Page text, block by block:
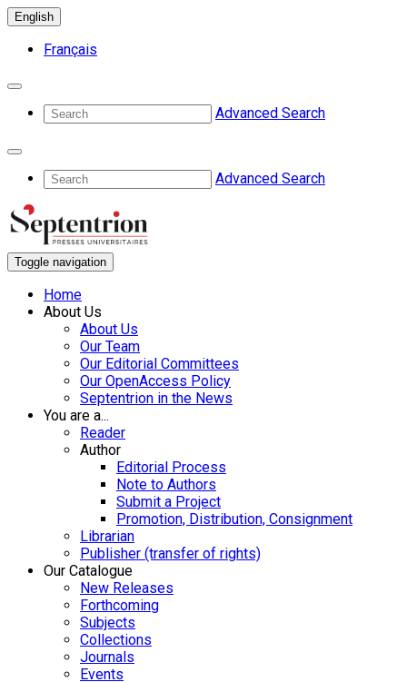
English
Français
Advanced Search
Advanced Search
Toggle navigation
Home
About Us
About Us
Our Team
Our Editorial Committees
Our OpenAccess Policy
Septentrion in the News
You are a...
Reader
Author
Editorial Process
Note to Authors
Submit a Project
Promotion, Distribution, Consignment
Librarian
Publisher (transfer of rights)
Our Catalogue
New Releases
Forthcoming
Subjects
Collections
Journals
Events